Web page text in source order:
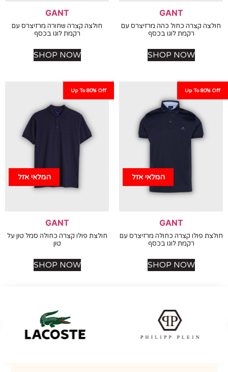
GANT
קצרה כחול כהה מרזיצרס עם
רקמת לוגו בכסף
SHOP NOW
GANT
חולצה קצרה שחורה מרזיצרס עם
רקמת לוגו בכסף
SHOP NOW
Up To
המלאי אזל
GANT
פולו קצרה כחולה מרזיצרס עם
רקמת לוגו בכסף
SHOP NOW
Up To 80% Off
המלאי אזל
GANT
חולצת פולו קצרה כחולה סמל טון על
SHOP NOW